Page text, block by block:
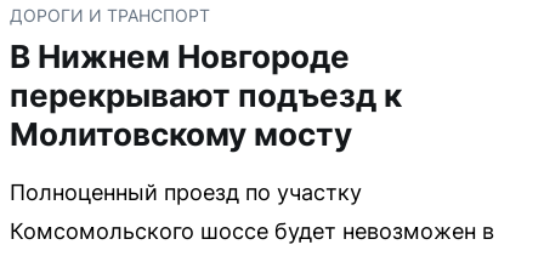
ДОРОГИ И ТРАНСПОРТ
В Нижнем Новгороде
перекрывают подъезд к
Молитовскому мосту
Полноценный проезд по участку
Комсомольского шоссе будет невозможен в